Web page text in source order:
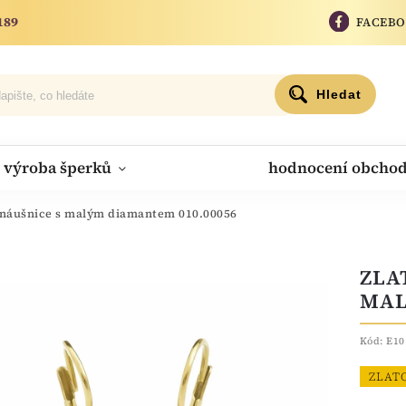
Hledat
výroba šperků hodnocení
s malým diamantem 010.00056
Kód: